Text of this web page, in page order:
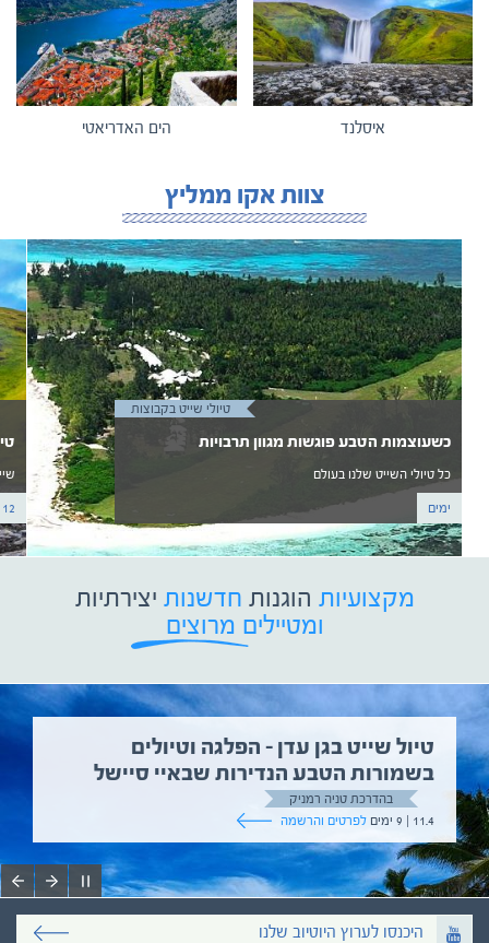
איסלנד הים האדריאטי
צוות אקו ממליץ
טיולי שייט בקבוצות
כשעוצמות הטבע פוגשות מגוון תרבויות
כל טיולי השייט שלנו בעולם
ימים 12 ימים
מקצועיות הוגנות חדשנות יצירתיות
ומטיילים מרוצים
טיול שייט בגן עדן – הפלגה וטיולים
בשמורות הטבע הנדירות שבאיי סיישל
בהדרכת טניה רמניק
11.4 | 9 ימים
לפרטים והרשמה
היכנסו לערוץ היוטיוב שלנו